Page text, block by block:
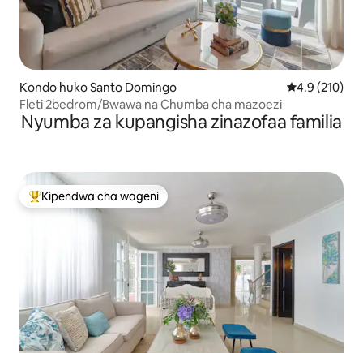
Kondo huko Santo Domingo Ukadiriaji wa
4.9 (210)
Fleti 2bedrom/Bwawa na Chumba cha mazoezi
Nyumba za kupangisha zinazofaa familia
Kipendwa maarufu cha wageni
Kipendwa cha wageni